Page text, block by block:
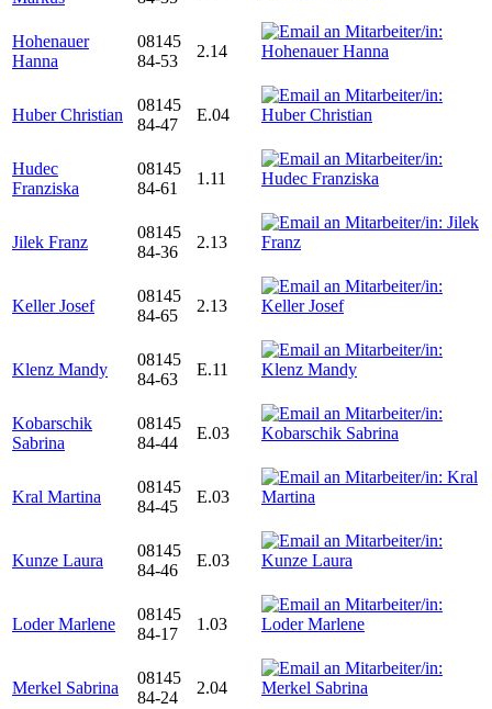
Hohenauer
Hanna
08145
84-53
2.14
Huber Christian
08145
84-47
E.04
Hudec
Franziska
08145
84-61
1.11
Jilek Franz
08145
84-36
2.13
Keller Josef
08145
84-65
2.13
Klenz Mandy
08145
84-63
E.11
Kobarschik
Sabrina
08145
84-44
E.03
Kral Martina
08145
84-45
E.03
Kunze Laura
08145
84-46
E.03
Loder Marlene
08145
84-17
1.03
Merkel Sabrina
08145
84-24
2.04